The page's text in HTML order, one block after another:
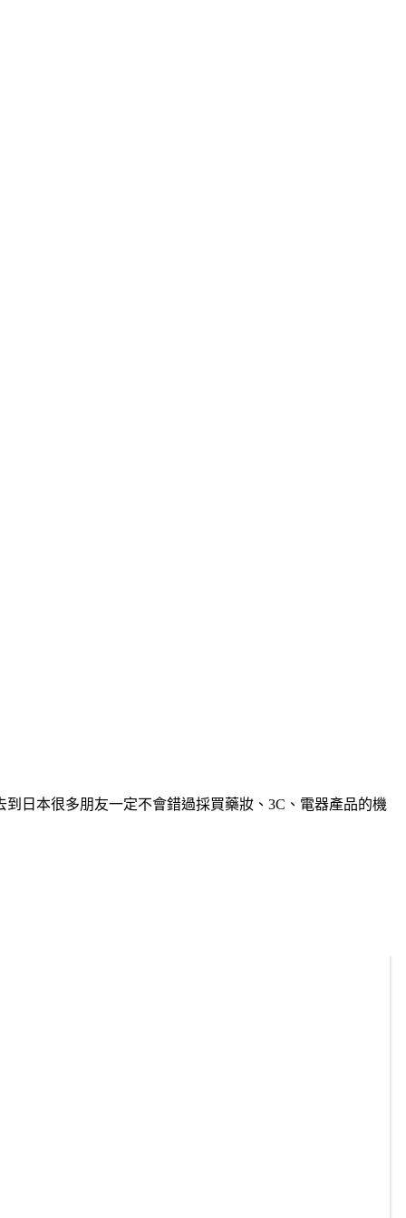
日本很多朋友一定不會錯過採買藥妝、3C、電器產品的機